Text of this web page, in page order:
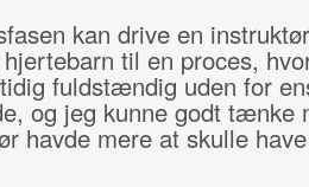
kan drive en
til en proces,
fuldstændig uden for
og jeg kunne godt tænke
havde mere at skulle have